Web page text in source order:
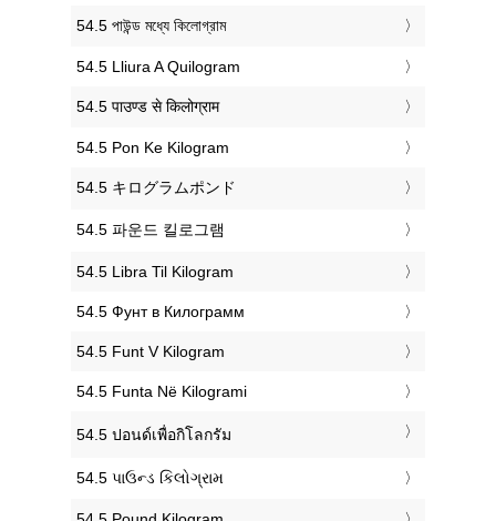
‎54.5 পাউন্ড মধ্যে কিলোগ্রাম
‎54.5 Lliura A Quilogram
‎54.5 पाउण्ड से किलोग्राम
‎54.5 Pon Ke Kilogram
‎54.5 キログラムポンド
‎54.5 파운드 킬로그램
‎54.5 Libra Til Kilogram
‎54.5 Фунт в Килограмм
‎54.5 Funt V Kilogram
‎54.5 Funta Në Kilogrami
‎54.5 ปอนด์เพื่อกิโลกรัม
‎54.5 પાઉન્ડ કિલોગ્રામ